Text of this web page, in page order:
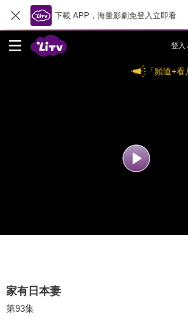
下載 APP，海量影劇免登入立即看
登入
「頻道+
家有日本妻
第93集